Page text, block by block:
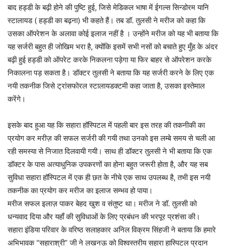
बाद हड्डी के बढ़ी होने की पुष्टि हुई, जिसे मेडिकल भाषा में ईगल्स सिन्डोरम यानि
स्टालायड ( हड्डी का बढ़ना) भी कहते हैं। तब डॉ. तुलसी ने मरीज को कहा कि
उसका ऑपरेशन के अलावा कोई इलाज नहीं है । उन्होंने मरीज को यह भी बताया कि
यह सर्जरी बहुत ही जोखिम भरा है, क्योंकि इसमें सभी नसों को बचाते हुए मुँह के अंदर
बढ़ी हुई हड्डी को ऑपरेट करके निकलना पड़ेगा या फिर बाहर से ऑपरेशन करके
निकालना पड़ सकता है। डॉक्टर तुलसी ने बताया कि यह सर्जरी करने के लिए एक
नयी तकनीक जिसे ट्रांसफोरल स्टालायडक्टमी कहा जाता है, उसका इस्तेमाल
करेंगे।
इसके बाद हुआ यह कि सहारा हॉस्पिटल में पहली बार इस तरह की तकनीकी का
प्रयोग कर मरीज़ की सफल सर्जरी की गयी तथा उनको इस लम्बे समय से चली आ
रही समस्या से निजात दिलवायी गयी। साथ ही डॉक्टर तुलसी ने भी बताया कि एक
डॉक्टर के पास अत्याधुनिक उपकरणों का होना बहुत जरूरी होता है, और यह सब
सुविधा सहारा हॉस्पिटल में एक ही छत के नीचे एक साथ उपलब्ध है, तभी इस नयी
तकनीक का प्रयोग कर मरीज का इलाज सम्भव हो पाया।
मरीज सफल इलाज़ पाकर बेहद खुश व संतुष्ट था। मरीज ने डॉ. तुलसी को
धन्यवाद दिया और यहाँ की सुविधाओं के लिए प्रबंधन की भरपूर प्रशंसा की।
सहारा इंडिया परिवार के वरिष्ठ सलाहकार अनिल विक्रम सिंहजी ने बताया कि हमारे
अभिभावक “सहाराश्री” जी ने लखनऊ को विश्वस्तरीय सहारा हास्पिटल प्रदान